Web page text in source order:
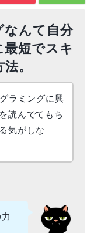
なんて自分
短でスキ
。
ラミングに興
読んでてもち
気がしな